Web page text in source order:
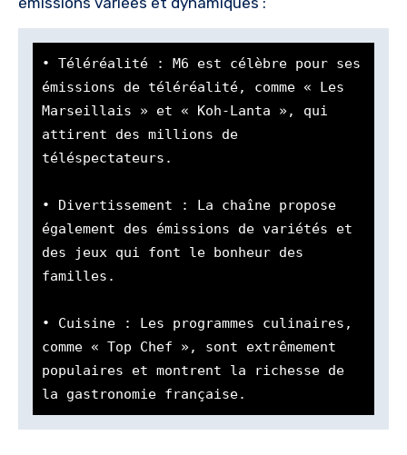
• Téléréalité : M6 est célèbre pour ses
émissions de téléréalité, comme « Les
Marseillais » et « Koh-Lanta », qui
attirent des millions de
téléspectateurs.
• Divertissement : La chaîne propose
également des émissions de variétés et
des jeux qui font le bonheur des
familles.
• Cuisine : Les programmes culinaires,
comme « Top Chef », sont extrêmement
populaires et montrent la richesse de
la gastronomie française.